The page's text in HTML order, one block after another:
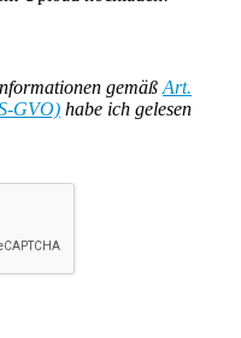
gemäß Art.
GVO) habe ich gelesen